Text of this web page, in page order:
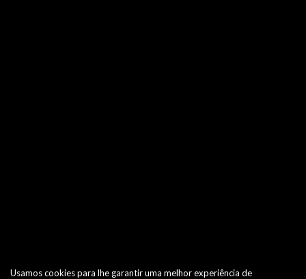
Usamos cookies para lhe garantir uma melhor experiência de